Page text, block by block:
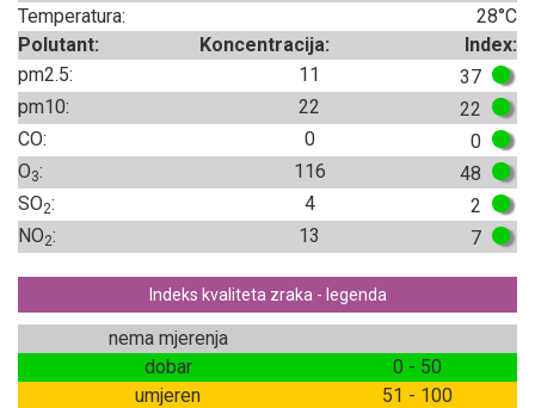
Temperatura:
28°C
Polutant:
Koncentracija:
Index:
pm2.5:
11
37
pm10:
22
22
CO:
0
0
O3: 116
48
SO2: 4
2
NO2: 13 7
Indeks kvaliteta zraka - legenda
nema mjerenja
dobar
0 - 50
umjeren
51 - 100